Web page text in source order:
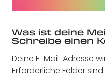
Was ist deine
Schreibe einen
Deine E-Mail-Adresse
Erforderliche Felder